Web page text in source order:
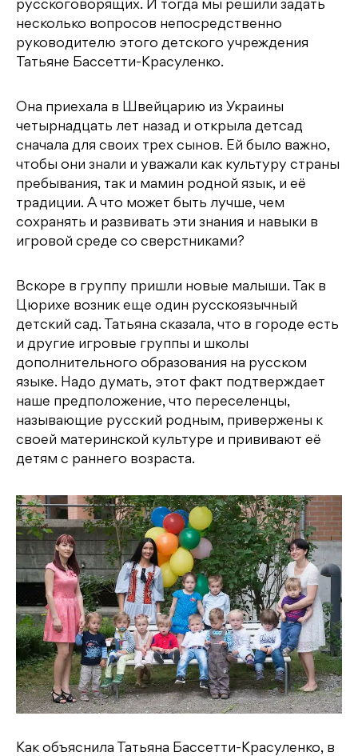
русскоговорящих. И тогда мы решили задать
несколько вопросов непосредственно
руководителю этого детского учреждения
Татьяне Бассетти-Красуленко.
Она приехала в Швейцарию из Украины
четырнадцать лет назад и открыла детсад
сначала для своих трех сынов. Eй было важно,
чтобы они знали и уважали как культуру страны
пребывания, так и мамин родной язык, и её
традиции. А что может быть лучше, чем
сохранять и развивать эти знания и навыки в
игровой среде со сверстниками?
Вскоре в группу пришли новые малыши. Так в
Цюрихе возник еще один русскоязычный
детский сад. Татьяна сказала, что в городе есть
и другие игровые группы и школы
дополнительного образования на русском
языке. Надо думать, этот факт подтверждает
наше предположение, что переселенцы,
называющие русский родным, привержены к
своей материнской культуре и прививают её
детям с раннего возраста.
Как объяснила Татьяна Бассетти-Красуленко, в